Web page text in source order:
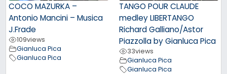
COCO MAZURKA –
Antonio Mancini – Musica
J.Frade
109views
Gianluca Pica
Gianluca Pica
TANGO POUR CLAUDE
medley LIBERTANGO
Richard Galliano/Astor
Piazzolla by Gianluca Pica
33views
Gianluca Pica
Gianluca Pica